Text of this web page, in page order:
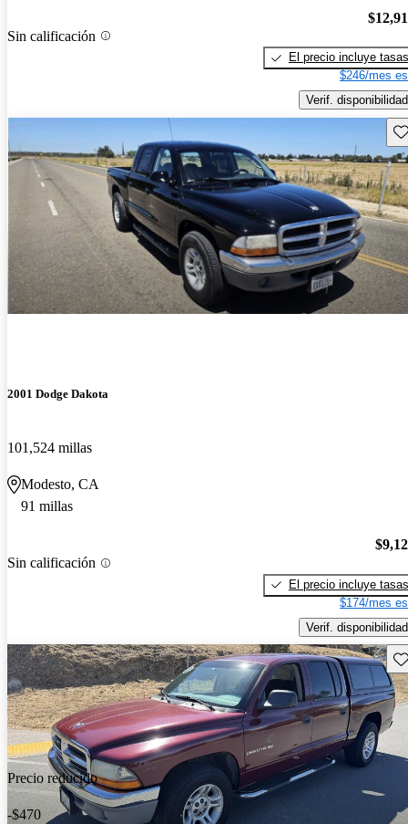
Sin calificación
El precio incluye tasas
$246/mes
Verif. disponibilidad
2001 Dodge Dakota
101,524 millas
Modesto, CA
91 millas
Sin calificación
El precio incluye tasas
$174/mes
Verif. disponibilidad
Precio reducido
-$470